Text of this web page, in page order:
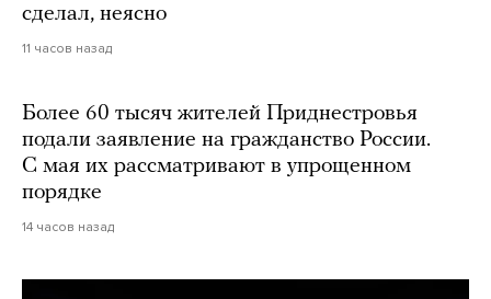
сделал, неясно
11 часов назад
Более 60 тысяч жителей Приднестровья
подали заявление на гражданство России.
С мая их рассматривают в упрощенном
порядке
14 часов назад